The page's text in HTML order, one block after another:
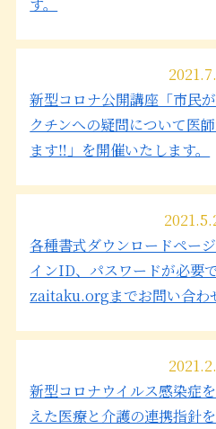
す。
新型コロナ公開講座「市民
クチンへの疑問について医
ます‼」を開催いたします。
各種書式ダウンロードペー
インID、パスワードが必要
zaitaku.orgまでお問い合わ
新型コロナウイルス感染症
えた医療と介護の連携指針